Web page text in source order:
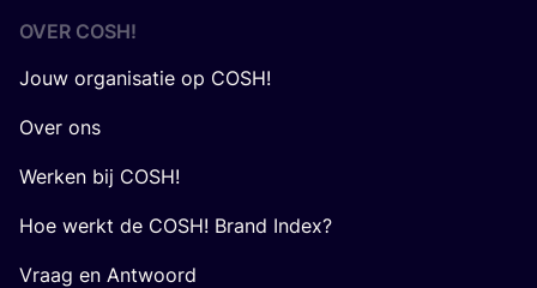
OVER COSH!
Jouw organisatie op COSH!
Over ons
Werken bij COSH!
Hoe werkt de COSH! Brand Index?
Vraag en Antwoord